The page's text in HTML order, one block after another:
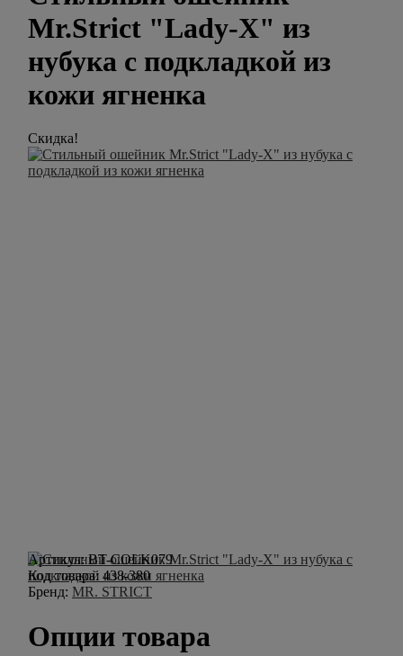
Mr.Strict "Lady-X" из
нубука с подкладкой из
кожи ягненка
Скидка!
Артикул:BT-COLK079
Код товара: 438-380
Бренд: MR. STRICT
Опции товара